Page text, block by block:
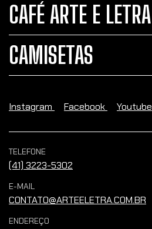
CAFÉ ARTE E LETRA
CAMISETAS
Instagram Facebook Youtube
TELEFONE
(41) 3223-5302
E-MAIL
CONTATO@ARTEELETRA.COM.BR
ENDEREÇO